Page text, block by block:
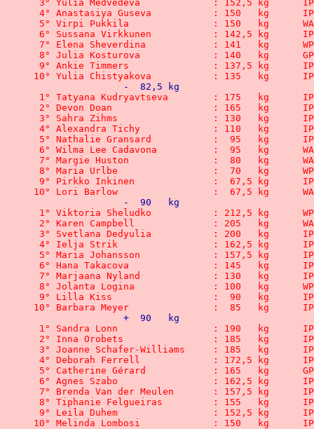
3° Yulia Medvedeva
4° Anastasiya
5° Virpi
6° Sussana
7° Elena
8° Julia Kosturova
9° Ankie Timmers
10° Yulia
		-  82,5 kg
1° Tatyana
2° Devon Doan
3° Sahra Zihms
4° Alexandra Tichy
5° Nathalie
6° Wilma Lee
7° Margie
8° Maria Urlbe			:
9° Pirkko Inkinen
10° Lori
-  90   kg
1° Viktoria Sheludko
2° Karen
3° Svetlana Dedyulia
4° Ielja Strik
5° Maria Johansson
6° Hana Takacova
7° Marjaana Nyland
8° Jolanta
9° Lilla Kiss
10° Barbara Meyer
		+  90   kg
1° Sandra Lonn
2° Inna Orobets
3° Joanne Schafer-
4° Deborah Ferrell
5° Catherine Gérard
6° Agnes Szabo
7° Brenda Van der
8° Tiphanie
9° Leila Duhem
10° Melinda